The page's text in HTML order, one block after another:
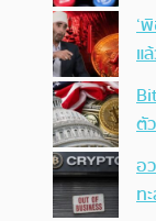
‘
แ
ตั
อ
ท